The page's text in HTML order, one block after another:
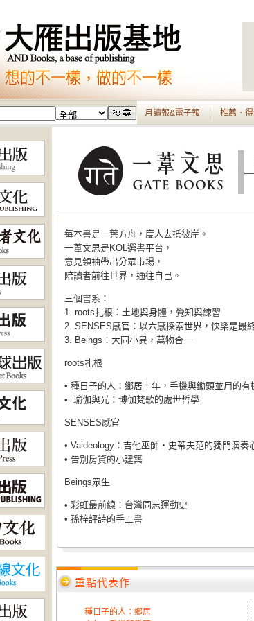
月讀報&電子報 推薦．
每本書是一葉方舟，度人去抵彼岸。
一葦文思是KOL選書平台，
意見領袖帶出分眾市場，
陪讀者前往世界，通往自己。
三個書系：
1. roots扎根：土地與身體，覺知與練習
2. SENSES感官：以六感探索世界，快樂是最
3. Beings：大同小異，萬物合一
roots扎根
• 種日子的人：鄉居十年，手機與鋤頭並用的有
• 瑜伽與光：博伽梵歌的處世哲學
SENSES感官
• Vaideology：吉他巫師‧史蒂夫范的獨門演奏
• 告別房貸的小建築
Beings眾生
• 彩虹最前線：台灣同志運動史
• 孫梓評詩的手工書
重點代表作
種日子的人：鄉居